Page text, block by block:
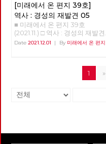
[미래에서 온 편지 39호]
역사 : 경성의 재발견 05
■ 미래에서 온 편지 39호
(2021.11.) □ 역사 : 경성의 재발견
05 >>>>> 업로드 준비중
Date 2021.12.01 | By 미래에서 온 편지
1 »